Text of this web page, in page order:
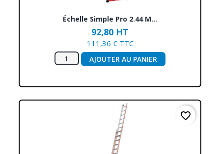
Échelle Simple Pro 2.44 M...
92,80 HT
111,36 € TTC
AJOUTER AU PANIER
favorite_border